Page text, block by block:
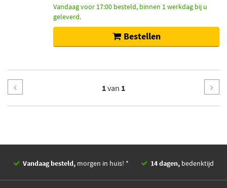
Vandaag voor 17:00 besteld, binnen 1 werkdag bij u
geleverd.
Bestellen
1van 1
Vandaag besteld, morgen in huis! * 14 dagen, bedenktijd